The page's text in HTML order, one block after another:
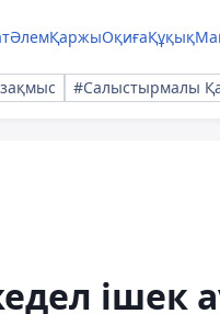
ӘлемҚаржыОқиғаҚұқық
#Салыстырмалы
ішек